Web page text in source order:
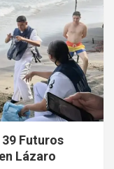
39 Futuros
Lázaro